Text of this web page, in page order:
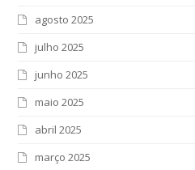
agosto 2025
julho 2025
junho 2025
maio 2025
abril 2025
março 2025